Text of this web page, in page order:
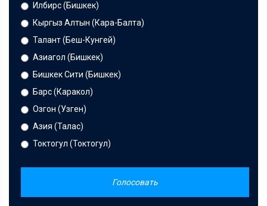
Илбирс (Бишкек)
Кыргыз Алтын (Кара-Балта)
Талант (Беш-Кунгей)
Азиагол (Бишкек)
Бишкек Сити (Бишкек)
Барс (Каракол)
Озгон (Узген)
Азия (Талас)
Токтогул (Токтогул)
Голосовать